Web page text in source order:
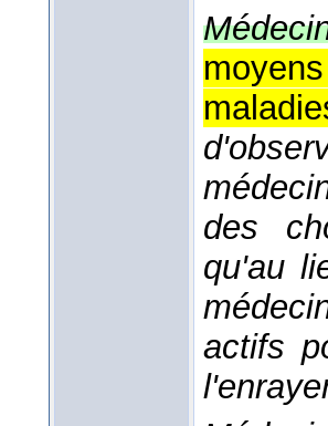
des
qu'au
actifs